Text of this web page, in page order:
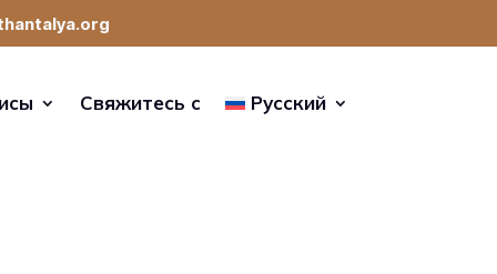
Свяжитесь с Русский